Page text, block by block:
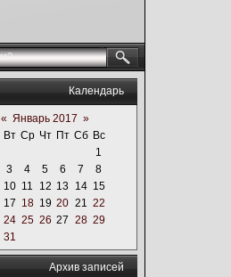
Календарь
« Январь 2017 »
Вт Ср Чт Пт Сб Вс
1
3 4 5 6 7
8
10 11 12 13 14 15
17 18 19 20 21 22
24 25 26 27 28 29
31
Архив записей